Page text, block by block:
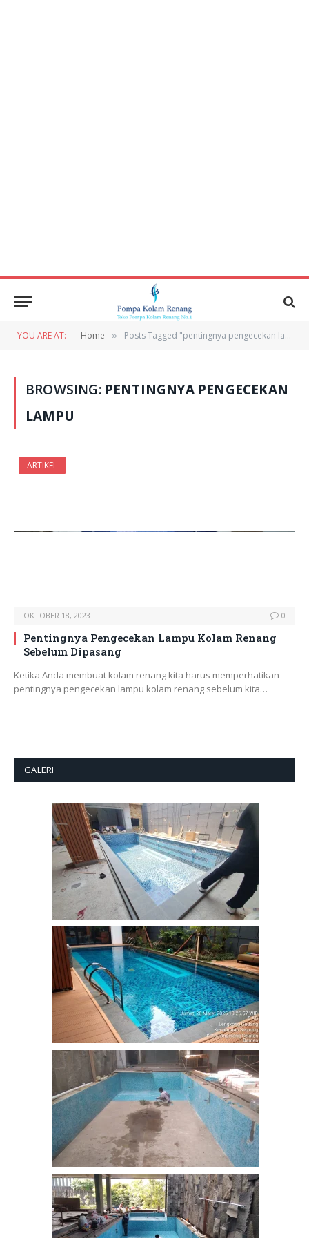
YOU ARE AT: Home » Posts Tagged "pentingnya pengecekan lampu"
BROWSING: PENTINGNYA PENGECEKAN
LAMPU
ARTIKEL
OKTOBER 18, 2023 0
Pentingnya Pengecekan Lampu Kolam Renang
Sebelum Dipasang
Ketika Anda membuat kolam renang kita harus memperhatikan
pentingnya pengecekan lampu kolam renang sebelum kita…
GALERI